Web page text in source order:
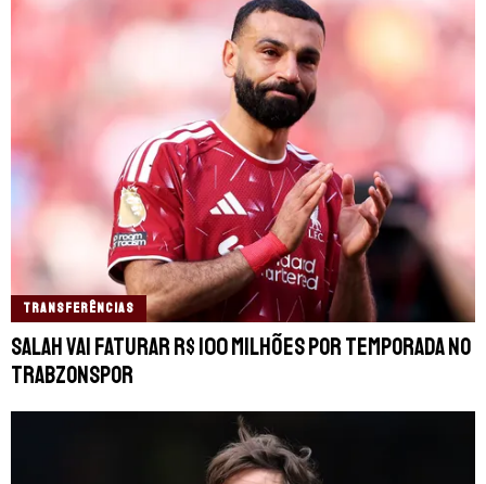
TRANSFERÊNCIAS
Salah vai faturar R$ 100 milhões por temporada no
Trabzonspor